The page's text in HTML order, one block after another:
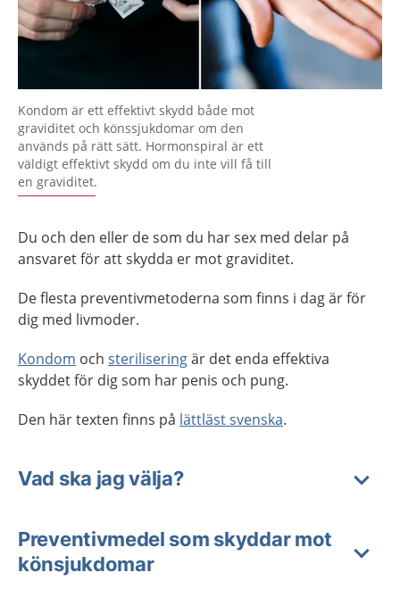
Kondom är ett effektivt skydd både mot
graviditet och könssjukdomar om den
används på rätt sätt. Hormonspiral är ett
väldigt effektivt skydd om du inte vill få till
en graviditet.
Du och den eller de som du har sex med delar på
ansvaret för att skydda er mot graviditet.
De flesta preventivmetoderna som finns i dag är för
dig med livmoder.
Kondom och steriliseringär det enda effektiva
skyddet för dig som har penis och pung.
Den här texten finns på lättläst svenska.
Vad ska jag välja?
Preventivmedel som skyddar mot
könsjukdomar